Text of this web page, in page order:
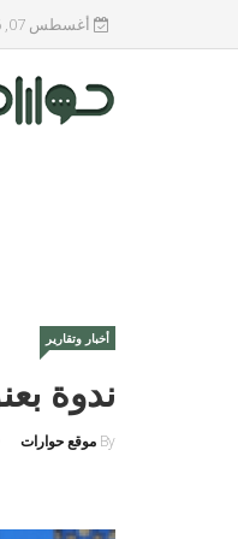
أغسطس 07, 2026
أخبار وتقارير
ندوة
By موقع حوارات